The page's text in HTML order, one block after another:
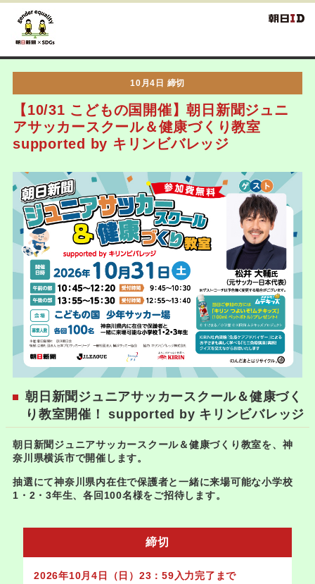
10月4日 締切
【10/31 こどもの国開催】朝日新聞ジュニ
アサッカースクール＆健康づくり教室
supported by キリンビバレッジ
朝日新聞ジュニアサッカースクール＆健康づく
り教室開催！ supported by キリンビバレッジ
朝日新聞ジュニアサッカースクール＆健康づくり教室を、神
奈川県横浜市で開催します。
抽選にて神奈川県内在住で保護者と一緒に来場可能な小学校
1・2・3年生、各回 100名様をご招待します。
締切
2026年10月4 日（日）23：59入力完了まで